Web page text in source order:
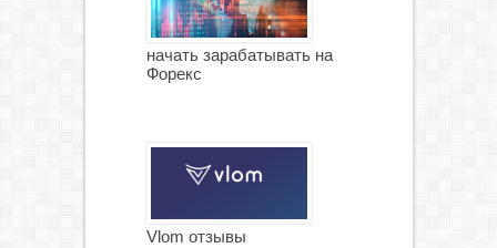
начать зарабатывать на
Форекс
Vlom отзывы